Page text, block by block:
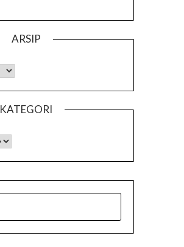
ARSIP
KATEGORI